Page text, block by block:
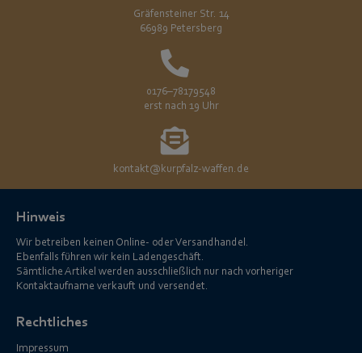
Gräfensteiner Str. 14
66989 Petersberg
0176–78179548
erst nach 19 Uhr
kontakt@kurpfalz-waffen.de
Hinweis
Wir betreiben keinen Online- oder Versandhandel.
Ebenfalls führen wir kein Ladengeschäft.
Sämtliche Artikel werden ausschließlich nur nach vorheriger
Kontaktaufname verkauft und versendet.
Rechtliches
Impressum